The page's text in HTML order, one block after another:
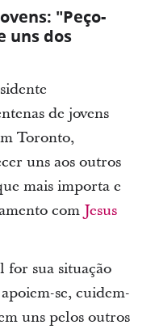
"Peço-
uns dos
de jovens
Toronto,
uns aos outros
mais importa e
com Jesus
for sua situação
se, cuidem-
uns pelos outros